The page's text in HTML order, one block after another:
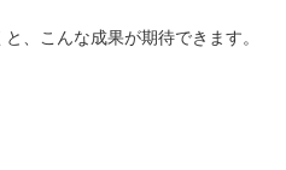
、こんな成果が期待できます。